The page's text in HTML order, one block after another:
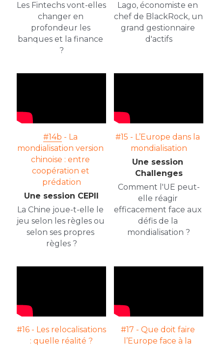
Les Fintechs vont-elles
changer en
profondeur les
banques et la finance
?
Lago, économiste en
chef de BlackRock, un
grand gestionnaire
d'actifs
#14b - La
mondialisation version
chinoise : entre
coopération et
prédation
Une session CEPII
La Chine joue-t-elle le
jeu selon les règles ou
selon ses propres
règles ?
#15 - L’Europe dans la
mondialisation
Une session
Challenges
Comment l'UE peut-
elle réagir
efficacement face aux
défis de la
mondialisation ?
#16 - Les relocalisations
: quelle réalité ?
#17 - Que doit faire
l’Europe face à la